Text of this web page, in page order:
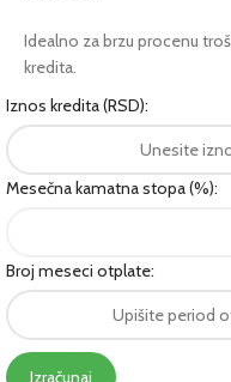
Idealno za brzu procenu
kredita.
Iznos kredita (RSD):
Mesečna kamatna stopa (%):
Broj meseci otplate:
Izračunaj